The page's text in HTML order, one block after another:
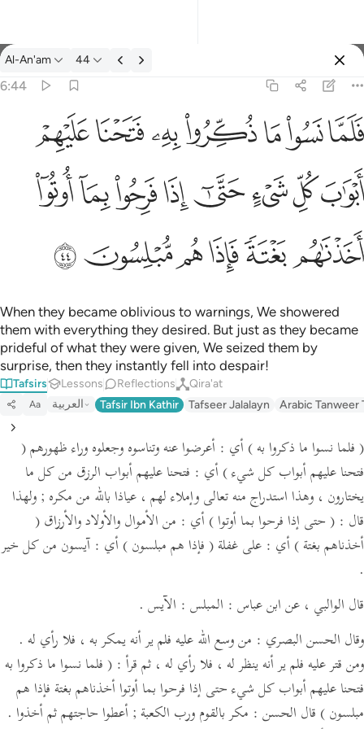
Tafsir: Al-An'am 6:44
Al-An'am 44
6:44
كل شيء حتى اذا فرحوا بما اوتوا اخذناهم بغتة فاذا هم مبلسون ٤٤
حَتَّىٰٓ إِذَا فَرِحُوا۟ بِمَآ أُوتُوٓا۟ أَخَذْنَـٰهُم بَغْتَةًۭ فَإِذَا هُم مُّبْلِسُونَ ٤٤ﳇﳈﳉﳊﳋﳌﳍ
ﳎﳏﳐﳑﳒﳓﳔﳕ
ﳖﳗﳘﳙﳚﳛ
When they became oblivious to warnings, We showered
them with everything they desired. But just as they became
prideful of what they were given, We seized them by
surprise, then they instantly fell into despair!
Tafsirs Lessons Reflections Qira'at
Aa العربية Tafsir Ibn Kathir Tafseer Jalalayn Arabic Tanweer
( فلما نسوا ما ذكروا به ) أي : أعرضوا عنه وتناسوه وجعلوه وراء ظهورهم(
فتحنا عليهم أبواب كل شيء ) أي : فتحنا عليهم أبواب الرزق من كل ما
يختارون ، وهذا استدراج منه تعالى وإملاء لهم ، عياذا بالله من مكره ; ولهذا
قال : ( حتى إذا فرحوا بما أوتوا ) أي : من الأموال والأولاد والأرزاق (
أخذناهم بغتة ) أي : على غفلة( فإذا هم مبلسون ) أي : آيسون من كل خير
.
قال الوالبي ، عن ابن عباس : المبلس : الآيس .
وقال الحسن البصري : من وسع الله عليه فلم ير أنه يمكر به ، فلا رأي له .
ومن قتر عليه فلم ير أنه ينظر له ، فلا رأي له ، ثم قرأ : ( فلما نسوا ما ذكروا به
فتحنا عليهم أبواب كل شيء حتى إذا فرحوا بما أوتوا أخذناهم بغتة فإذا هم
مبلسون ) قال الحسن : مكر بالقوم ورب الكعبة ; أعطوا حاجتهم ثم أخذوا .